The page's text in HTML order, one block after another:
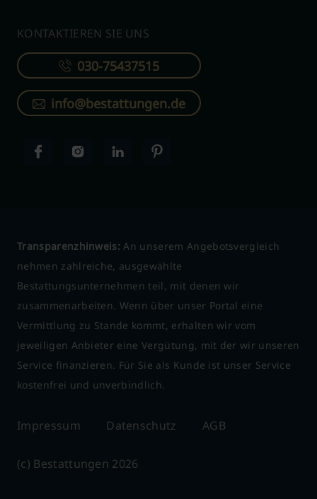
KONTAKTIEREN SIE UNS
030-75437515
info@bestattungen.de
Transparenzhinweis: An unserem Angebotsvergleich
nehmen zahlreiche, ausgewählte
Bestattungsunternehmen teil, mit denen wir
zusammenarbeiten. Wenn über unser Portal eine
Vermittlung zu Stande kommt, erhalten wir vom
jeweiligen Anbieter eine Vergütung, mit der wir unseren
Service finanzieren. Für Sie als Kunde ist unser Service
kostenfrei und unverbindlich.
Impressum Datenschutz AGB
(c) Bestattungen 2026